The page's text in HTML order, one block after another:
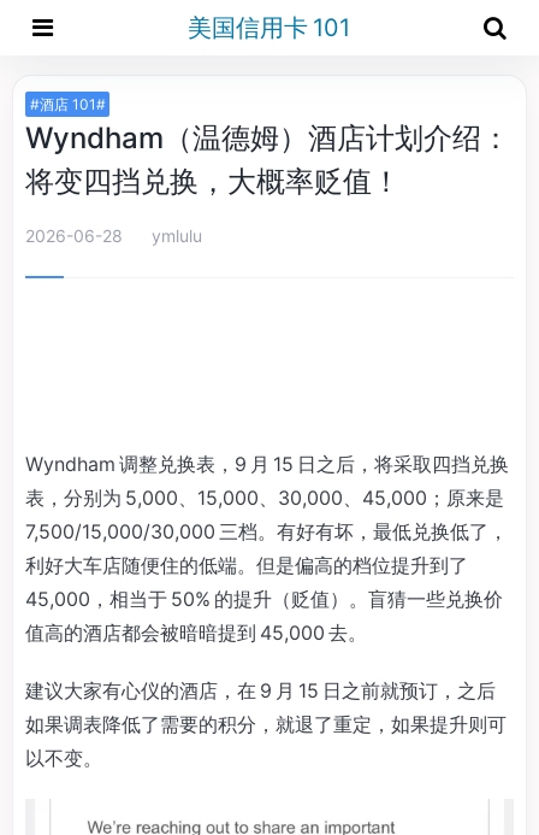
美国信用卡 101
#酒店 101#
Wyndham（温德姆）酒店计划介绍：
将变四挡兑换，大概率贬值！
2026-06-28 ymlulu
Wyndham 调整兑换表，9 月 15 日之后，将采取四挡兑换
表，分别为 5,000、15,000、30,000、45,000；原来是
7,500/15,000/30,000 三档。有好有坏，最低兑换低了，
利好大车店随便住的低端。但是偏高的档位提升到了
45,000，相当于 50% 的提升（贬值）。盲猜一些兑换价
值高的酒店都会被暗暗提到 45,000 去。
建议大家有心仪的酒店，在 9 月 15 日之前就预订，之后
如果调表降低了需要的积分，就退了重定，如果提升则可
以不变。